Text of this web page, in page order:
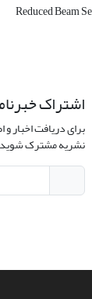
Reduced Beam
اشتراک
برای دریافت اخبار
نشریه مشترک